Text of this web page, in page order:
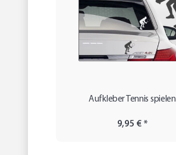
Aufkleber Tennis spielen
9,95 € *